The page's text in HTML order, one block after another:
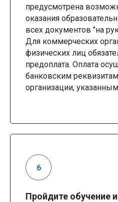
предусмотрена
оказания
всех документов "на
Для коммерческих
физических лиц
предоплата. Оплата
банковским
организации,
Пройдите обучение